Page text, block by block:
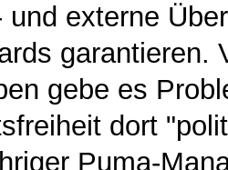
und externe
garantieren.
gebe es
dort
Puma-